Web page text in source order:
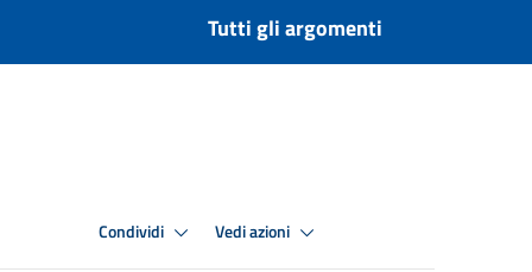
Tutti gli argomenti
Condividi Vedi azioni